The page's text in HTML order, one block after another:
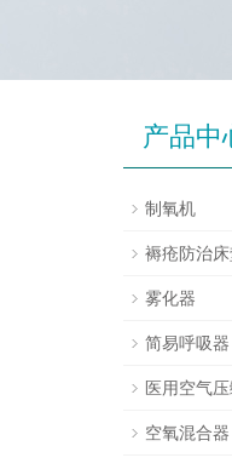
产品中
制氧机
褥疮防治
雾化器
简易呼吸器
医用空气
空氧混合器